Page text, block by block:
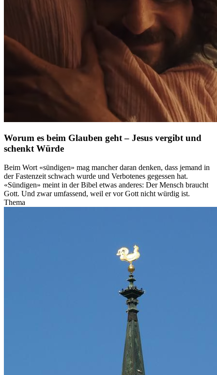
Worum es beim Glauben geht – Jesus vergibt und
schenkt Würde
Beim Wort «sündigen» mag mancher daran denken, dass jemand in
der Fastenzeit schwach wurde und Verbotenes gegessen hat.
«Sündigen» meint in der Bibel etwas anderes: Der Mensch braucht
Gott. Und zwar umfassend, weil er vor Gott nicht würdig ist.
Thema